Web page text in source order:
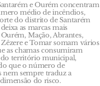
e Ourém concentram
médio de incêndios,
do distrito de Santarém
as marcas mais
Mação, Abrantes,
e Tomar somam vários
as chamas consumiram
do território municipal,
que o número de
nem sempre traduz a
do risco.